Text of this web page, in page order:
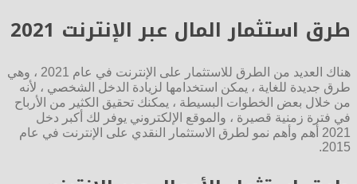
طرق استثمار المال عبر الإنترنت 2021
هناك العديد من الطرق للاستثمار على الإنترنت في عام 2021 ، وهي
طرق جديدة للغاية ، يمكن استخدامها لزيادة الدخل الشخصي ، لأنه
من خلال بعض الخطوات البسيطة ، يمكنك تحقيق الكثير من الأرباح
في فترة زمنية قصيرة ، والموقع الإلكتروني يوفر لك أكبر دخل
2021 أهم وأهم نمو لطرق الاستثمار النقدي على الإنترنت في عام
2015.